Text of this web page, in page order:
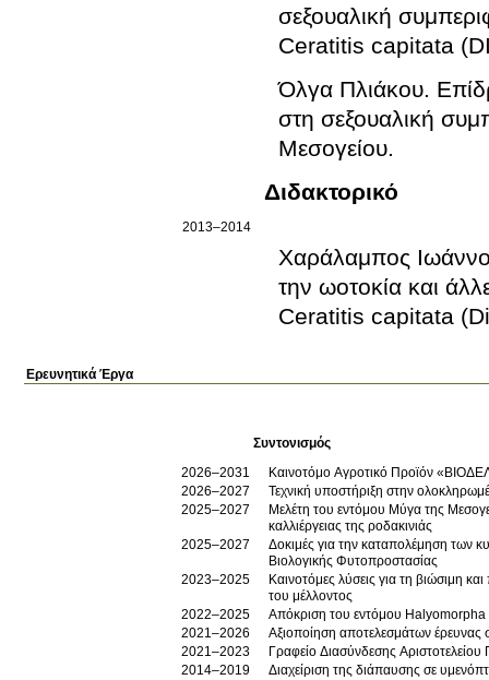
σεξουαλική
Ceratitis capitata
Όλγα Πλιάκου.
στη σεξουαλική
Μεσογείου.
Διδακτορικό
2013–2014
Χαράλαμπος
την ωοτοκία και
Ceratitis capitata
Ερευνητικά Έργα
Συντονισμός
2026–2031
Καινοτόμο Αγροτικό Προϊόν
2026–2027
Τεχνική υποστήριξη στην
2025–2027
Μελέτη του εντόμου Μύγα της
καλλιέργειας της ροδακινιάς
2025–2027
Δοκιμές για την καταπολέμηση των
Βιολογικής Φυτοπροστασίας
2023–2025
Καινοτόμες λύσεις για τη βιώσιμη
του μέλλοντος
2022–2025
Απόκριση του εντόμου Halyomorpha
2021–2026
Αξιοποίηση αποτελεσμάτων έρευνας
2021–2023
Γραφείο Διασύνδεσης
2014–2019
Διαχείριση της διάπαυσης σε